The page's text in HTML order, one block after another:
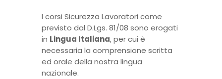
I corsi Sicurezza Lavoratori come
previsto dal D.Lgs. 81/08 sono erogati
in Lingua Italiana, per cui è
necessaria la comprensione scritta
ed orale della nostra lingua
nazionale.